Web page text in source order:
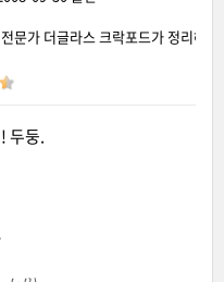
문가 더글라스 크락포드가 정리해
두둥.